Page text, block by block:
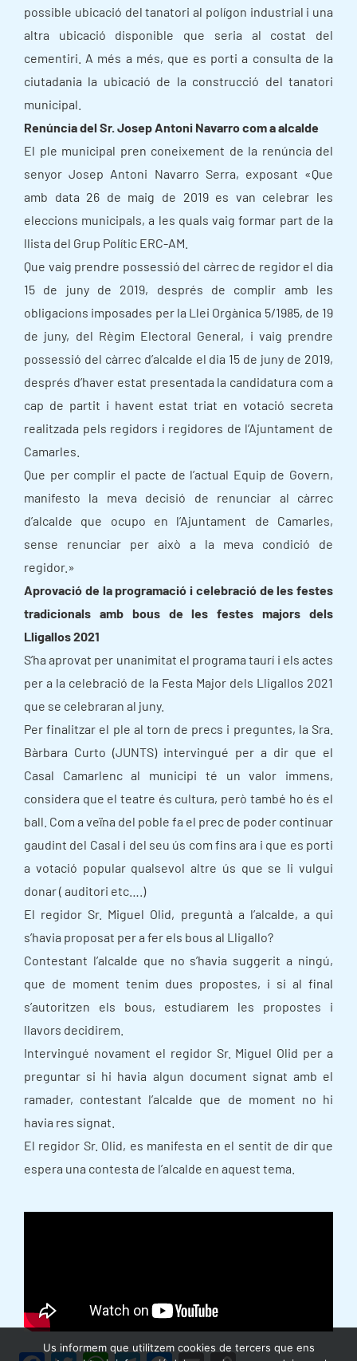
possible ubicació del tanatori al polígon industrial i una
altra ubicació disponible que seria al costat del
cementiri. A més a més, que es porti a consulta de la
ciutadania la ubicació de la construcció del tanatori
municipal.
Renúncia del Sr. Josep Antoni Navarro com a alcalde
El ple municipal pren coneixement de la renúncia del
senyor Josep Antoni Navarro Serra, exposant «Que
amb data 26 de maig de 2019 es van celebrar les
eleccions municipals, a les quals vaig formar part de la
llista del Grup Polític ERC-AM.
Que vaig prendre possessió del càrrec de regidor el dia
15 de juny de 2019, després de complir amb les
obligacions imposades per la Llei Orgànica 5/1985, de 19
de juny, del Règim Electoral General, i vaig prendre
possessió del càrrec d’alcalde el dia 15 de juny de 2019,
després d’haver estat presentada la candidatura com a
cap de partit i havent estat triat en votació secreta
realitzada pels regidors i regidores de l’Ajuntament de
Camarles.
Que per complir el pacte de l’actual Equip de Govern,
manifesto la meva decisió de renunciar al càrrec
d’alcalde que ocupo en l’Ajuntament de Camarles,
sense renunciar per això a la meva condició de
regidor.»
Aprovació de la programació i celebració de les festes
tradicionals amb bous de les festes majors dels
Lligallos 2021
S’ha aprovat per unanimitat el programa taurí i els actes
per a la celebració de la Festa Major dels Lligallos 2021
que se celebraran al juny.
Per finalitzar el ple al torn de precs i preguntes, la Sra.
Bàrbara Curto (JUNTS) intervingué per a dir que el
Casal Camarlenc al municipi té un valor immens,
considera que el teatre és cultura, però també ho és el
ball. Com a veïna del poble fa el prec de poder continuar
gaudint del Casal i del seu ús com fins ara i que es porti
a votació popular qualsevol altre ús que se li vulgui
donar ( auditori etc….)
El regidor Sr. Miguel Olid, preguntà a l’alcalde, a qui
s’havia proposat per a fer els bous al Lligallo?
Contestant l’alcalde que no s’havia suggerit a ningú,
que de moment tenim dues propostes, i si al final
s’autoritzen els bous, estudiarem les propostes i
llavors decidirem.
Intervingué novament el regidor Sr. Miguel Olid per a
preguntar si hi havia algun document signat amb el
ramader, contestant l’alcalde que de moment no hi
havia res signat.
El regidor Sr. Olid, es manifesta en el sentit de dir que
espera una contesta de l’alcalde en aquest tema.
Us informem que utilitzem cookies de tercers que ens